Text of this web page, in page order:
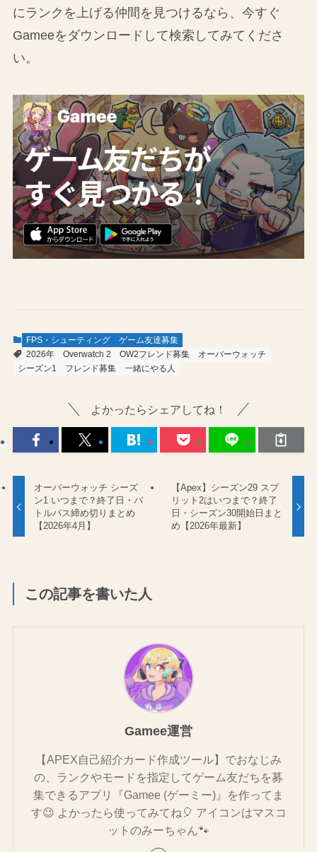
にランクを上げる仲間を見つけるなら、今すぐ
Gameeをダウンロードして検索してみてくださ
い。
FPS・シューティング
ゲーム友達募集
2026年
Overwatch 2 OW2フレンド募集
オーバーウォッチ
シーズン1
フレンド募集 一緒にやる人
よかったらシェアしてね！
オーバーウォッチ シーズ
ン1 いつまで？終了日・バ
トルパス締め切りまとめ
【2026年4月】
【Apex】シーズン29 スプ
リット2はいつまで？終了
日・シーズン30開始日まと
め【2026年最新】
この記事を書いた人
Gamee運営
【APEX自己紹介カード作成ツール】でおなじみ
の、ランクやモードを指定してゲーム友だちを募
集できるアプリ『Gamee (ゲーミー)』を作ってま
す😉 よかったら使ってみてね🎈 アイコンはマスコ
ットのみーちゃん🐾